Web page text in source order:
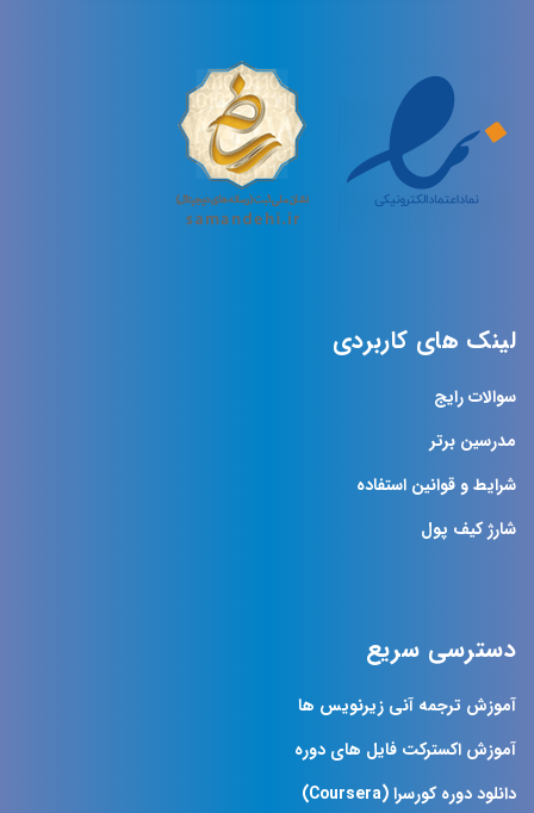
لینک های کاربردی
سوالات رایج
مدرسین برتر
شرایط و قوانین استفاده
شارژ کیف پول
دسترسی سریع
آموزش ترجمه آنی زیرنویس ها
آموزش اکسترکت فایل های دوره
دانلود دوره کورسرا (Coursera)